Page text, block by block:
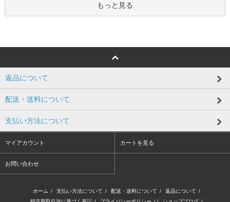
もっと見る
返品について
配送・送料について
支払い方法について
マイアカウント カートを見る
お問い合わせ
ホーム / 支払い方法について / 配送・送料について / 返品について /